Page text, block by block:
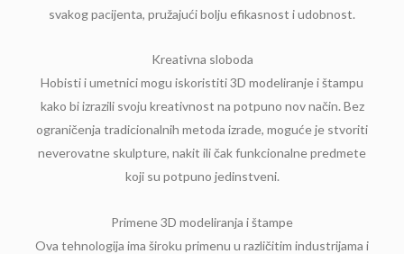
svakog pacijenta, pružajući bolju efikasnost i udobnost.
Kreativna sloboda
Hobisti i umetnici mogu iskoristiti 3D modeliranje i štampu
kako bi izrazili svoju kreativnost na potpuno nov način. Bez
ograničenja tradicionalnih metoda izrade, moguće je stvoriti
neverovatne skulpture, nakit ili čak funkcionalne predmete
koji su potpuno jedinstveni.
Primene 3D modeliranja i štampe
Ova tehnologija ima široku primenu u različitim industrijama i